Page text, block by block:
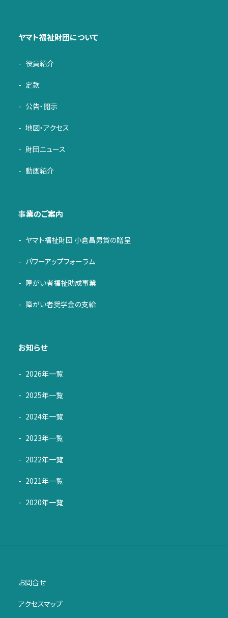
ヤマト福祉財団について
役員紹介
定款
公告・開示
地図・アクセス
財団ニュース
動画紹介
事業のご案内
ヤマト福祉財団 小倉昌男賞の贈呈
パワーアップフォーラム
障がい者福祉助成事業
障がい者奨学金の支給
お知らせ
2026年一覧
2025年一覧
2024年一覧
2023年一覧
2022年一覧
2021年一覧
2020年一覧
お問合せ
アクセスマップ